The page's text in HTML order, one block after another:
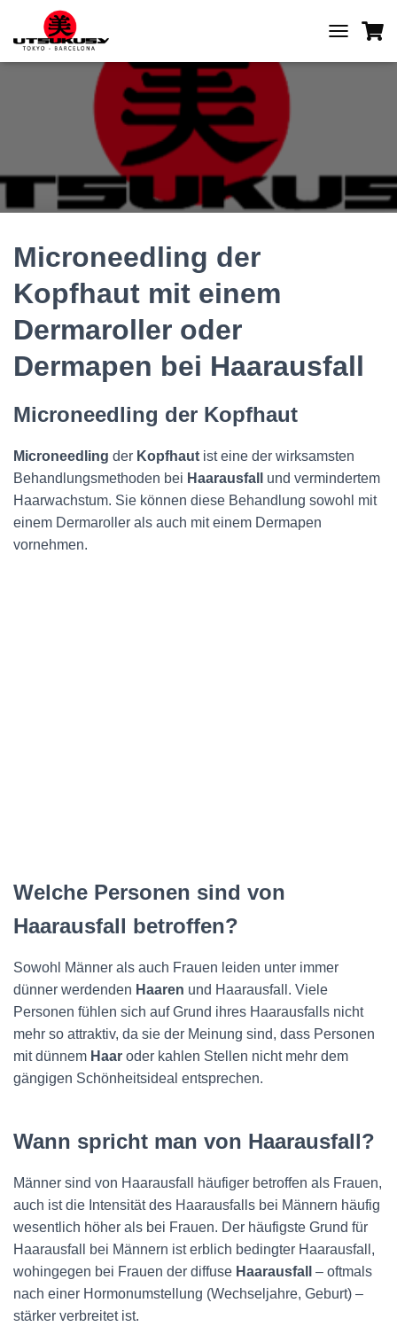
O
V
G
Microneedling der
Kopfhaut mit einem
Dermaroller oder
Dermapen bei Haarausfall
Microneedling der Kopfhaut
Microneedling der Kopfhaut ist eine der wirksamsten
Behandlungsmethoden bei Haarausfall
und vermindertem
Haarwachstum. Sie können diese Behandlung sowohl mit
einem Dermaroller als auch mit einem Dermapen
vornehmen.
Welche Personen sind von
Haarausfall betroffen?
Sowohl Männer als auch Frauen leiden unter immer
dünner werdenden Haaren und Haarausfall. Viele
Personen fühlen sich auf Grund ihres Haarausfalls nicht
mehr so attraktiv, da sie der Meinung sind, dass Personen
mit dünnem Haar oder kahlen Stellen nicht mehr dem
gängigen Schönheitsideal entsprechen.
Wann spricht man von Haarausfall?
Männer sind von Haarausfall häufiger betroffen als Frauen,
auch ist die Intensität des Haarausfalls bei Männern häufig
wesentlich höher als bei Frauen. Der häufigste Grund für
Haarausfall bei Männern ist erblich bedingter Haarausfall,
wohingegen bei Frauen der diffuse Haarausfall
– oftmals
nach einer Hormonumstellung (Wechseljahre, Geburt) –
stärker verbreitet ist.